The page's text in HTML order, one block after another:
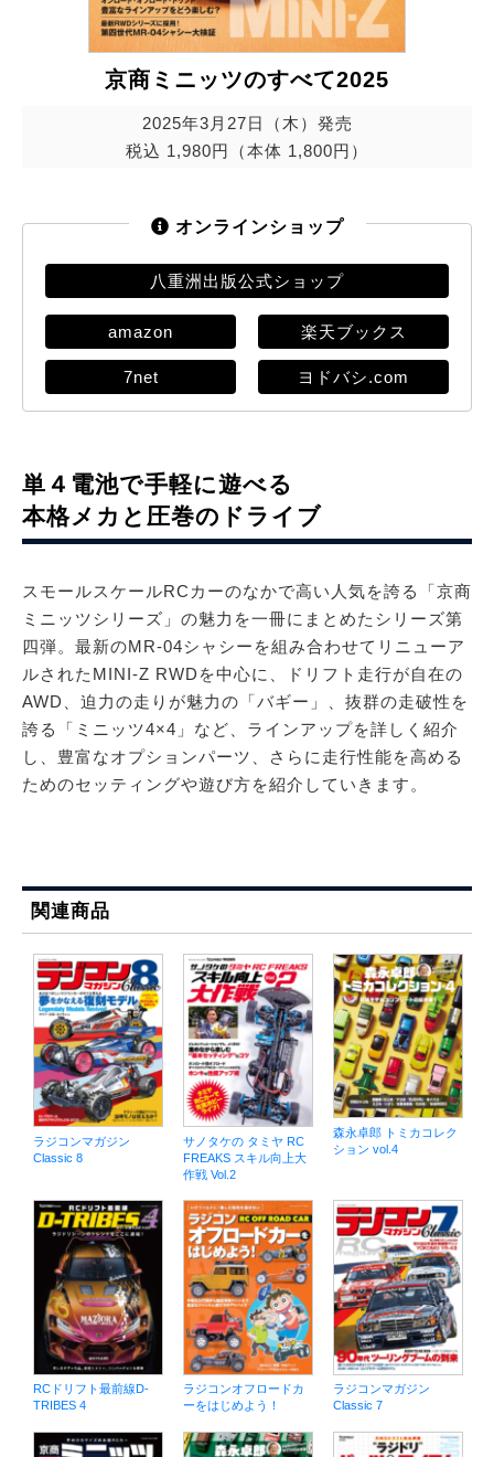
京商ミニッツのすべて2025
2025年3月27日（木）発売
税込 1,980円（本体 1,800円）
オンラインショップ
八重洲出版公式ショップ
amazon 楽天ブックス
7net ヨドバシ.com
単４電池で手軽に遊べる
本格メカと圧巻のドライブ
スモールスケールRCカーのなかで高い人気を誇る「京商
ミニッツシリーズ」の魅力を一冊にまとめたシリーズ第
四弾。最新のMR-04シャシーを組み合わせてリニューア
ルされたMINI-Z RWDを中心に、ドリフト走行が自在の
AWD、迫力の走りが魅力の「バギー」、抜群の走破性を
誇る「ミニッツ4×4」など、ラインアップを詳しく紹介
し、豊富なオプションパーツ、さらに走行性能を高める
ためのセッティングや遊び方を紹介していきます。
関連商品
ラジコンマガジン
Classic 8
サノタケの タミヤ RC
FREAKS スキル向上大
作戦 Vol.2
森永卓郎 トミカコレク
ション vol.4
RCドリフト最前線D-
TRIBES 4
ラジコンオフロードカ
ーをはじめよう！
ラジコンマガジン
Classic 7